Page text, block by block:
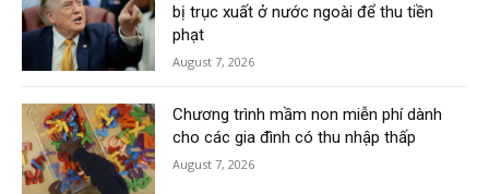
bị trục xuất ở nước ngoài để thu tiền
phạt
August 7, 2026
Chương trình mầm non miễn phí dành
cho các gia đình có thu nhập thấp
August 7, 2026